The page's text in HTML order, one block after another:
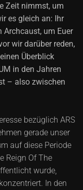
Zeit nimmst, um
es gleich an: Ihr
Archcaust, um Euer
wir darüber reden,
Überblick
in den Jahren
– also zwischen
bezüglich ARS
gerade unser
auf diese Periode
Reign Of The
wurde,
In den